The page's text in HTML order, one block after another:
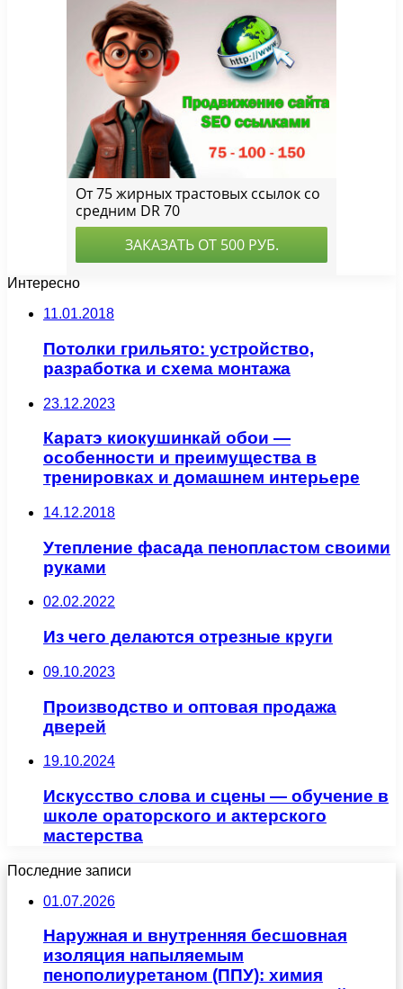
Интересно
11.01.2018
Потолки грильято: устройство,
разработка и схема монтажа
23.12.2023
Каратэ киокушинкай обои —
особенности и преимущества в
тренировках и домашнем интерьере
14.12.2018
Утепление фасада пенопластом своими
руками
02.02.2022
Из чего делаются отрезные круги
09.10.2023
Производство и оптовая продажа
дверей
19.10.2024
Искусство слова и сцены — обучение в
школе ораторского и актерского
мастерства
Последние записи
01.07.2026
Наружная и внутренняя бесшовная
изоляция напыляемым
пенополиуретаном (ППУ): химия